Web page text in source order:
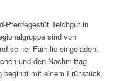
Pferdegestüt Teichgut in
sind von
seiner Familie eingeladen,
und den Nachmittag
beginnt mit einem Frühstück